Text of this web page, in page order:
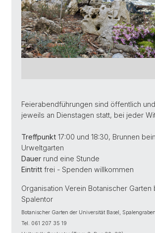
Feierabendführungen sind öffentlich
jeweils an Dienstagen statt, bei jeder
Treffpunkt 17:00 und 18:30, Brunnen
Urweltgarten
Dauer rund eine Stunde
Eintritt frei - Spenden willkommen
Organisation Verein Botanischer Garten
Spalentor
Botanischer Garten der Universität Basel,
Tel. 061 207 35 19